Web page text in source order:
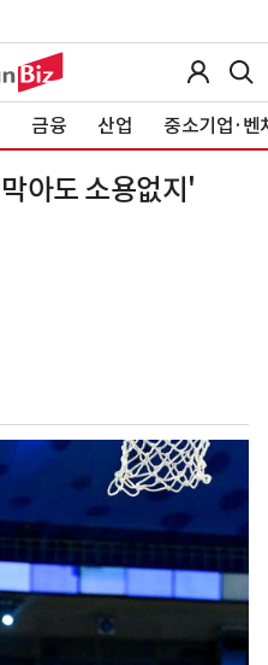
금융 산업 중소기업·벤
아도 소용없지'